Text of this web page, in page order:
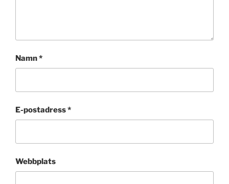
Namn*
E-postadress*
Webbplats